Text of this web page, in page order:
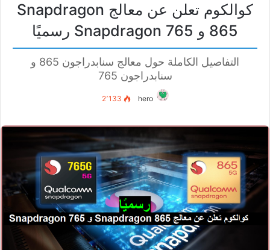
كوالكوم تعلن عن معالج Snapdragon
865 و Snapdragon 765 رسميًا
التفاصيل الكاملة حول معالج سنابدراجون 865 و
سنابدراجون 765
hero 2٬133